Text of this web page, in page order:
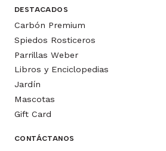
DESTACADOS
Carbón Premium
Spiedos Rosticeros
Parrillas Weber
Libros y Enciclopedias
Jardín
Mascotas
Gift Card
CONTÁCTANOS